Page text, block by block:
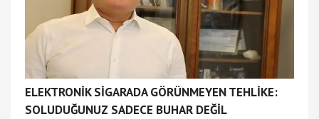
ELEKTRONİK SİGARADA GÖRÜNMEYEN TEHLİKE:
SOLUDUĞUNUZ SADECE BUHAR DEĞİL